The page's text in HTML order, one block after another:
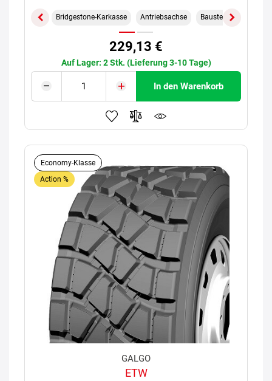
Bridgestone-Karkasse Antriebsachse Baustelle
229,13 €
Auf Lager: 2 Stk. (Lieferung 3-10 Tage)
In den Warenkorb
Economy-Klasse
Action %
GALGO
ETW